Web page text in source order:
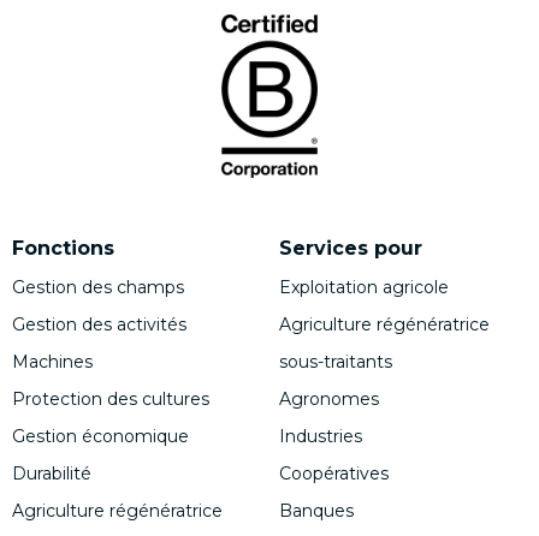
Fonctions
Gestion des champs
Gestion des activités
Machines
Protection des cultures
Gestion économique
Durabilité
Agriculture régénératrice
Services pour
Exploitation agricole
Agriculture régénératrice
sous-traitants
Agronomes
Industries
Coopératives
Banques